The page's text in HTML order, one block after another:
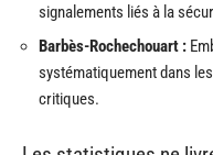
signalements liés à la
Barbès-Rochechouart :
systématiquement dans
critiques.